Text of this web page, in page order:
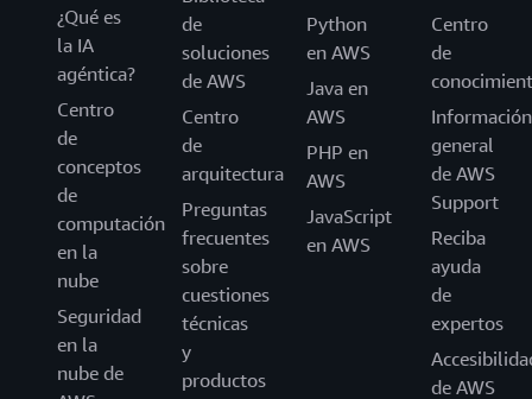
¿Qué es
la IA
agéntica?
Centro
de
conceptos
de
computación
en la
nube
Seguridad
en la
nube de
de
soluciones
de AWS
Centro
de
arquitectura
Preguntas
frecuentes
sobre
cuestiones
técnicas
y
productos
Python
en AWS
Java en
AWS
PHP en
AWS
JavaScript
en AWS
Centro
de
Información
general
de AWS
Support
Reciba
ayuda
de
expertos
de AWS